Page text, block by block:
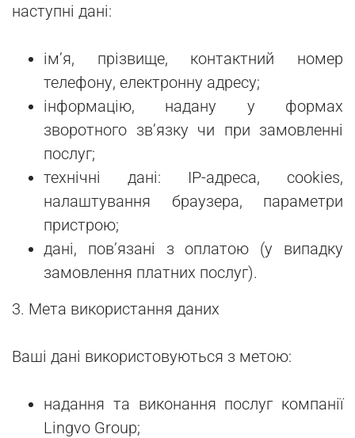
наступні дані:
ім’я, прізвище, контактний номер
телефону, електронну адресу;
інформацію, надану у формах
зворотного зв’язку чи при замовленні
послуг;
технічні дані: IP-адреса, cookies,
налаштування браузера, параметри
пристрою;
дані, пов’язані з оплатою (у випадку
замовлення платних послуг).
3. Мета використання даних
Ваші дані використовуються з метою:
надання та виконання послуг компанії
Lingvo Group;